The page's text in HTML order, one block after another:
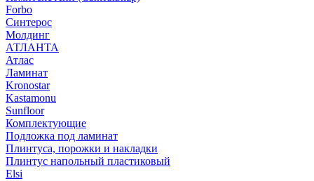
Forbo
Синтерос
Молдинг
АТЛАНТА
Атлас
Ламинат
Kronostar
Kastamonu
Sunfloor
Комплектующие
Подложка под ламинат
Плинтуса, порожки и накладки
Плинтус напольный пластиковый
Elsi